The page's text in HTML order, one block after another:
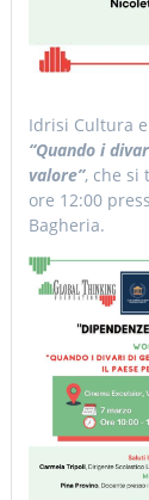
Idrisi Cultura
“Quando i
valore”, che si
ore 12:00
Bagheria.